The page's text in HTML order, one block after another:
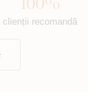
clienții recomandă